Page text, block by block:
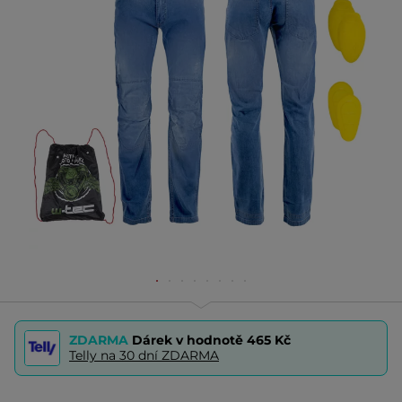
ZDARMA Dárek v hodnotě 465 Kč
Telly na 30 dní ZDARMA